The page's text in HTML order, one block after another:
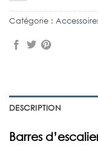
Catégorie :
DESCRIPTION
Barres